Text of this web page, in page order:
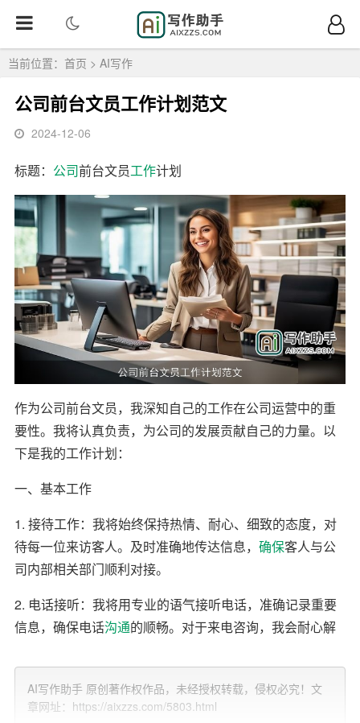
当前位置： 首页 > AI写作
公司前台文员工作计划范文
2024-12-06
标题： 公司前台文员工作计划
作为公司前台文员，我深知自己的工作在公司运营中的重
要性。我将认真负责，为公司的发展贡献自己的力量。以
下是我的工作计划：
一、基本工作
1. 接待工作：我将始终保持热情、耐心、细致的态度，对
待每一位来访客人。及时准确地传达信息， 确保客人与公
司内部相关部门顺利对接。
2. 电话接听：我将用专业的语气接听电话，准确记录重要
信息，确保电话沟通的顺畅。对于来电咨询，我会耐心解
3. 文件管理：我将负责公司文件资料的整理、归档和保管
工作。确保文件的安全、完整和有序，便于随时查阅。
AI写作助手 原创著作权作品，未经授权转载，侵权必究！文
章网址：https://aixzzs.com/5803.html